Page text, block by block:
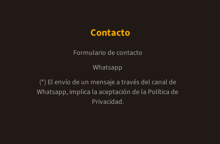
Contacto
Formulario de contacto
Whatsapp
(*) El envío de un mensaje a través del canal de
Whatsapp, implica la aceptación de la Política de
Privacidad.